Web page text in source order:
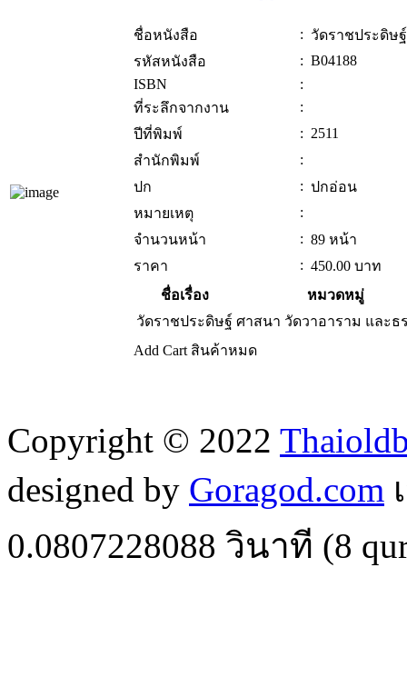
ชื่อหนังสือ : วัดราชประดิษฐ์
รหัสหนังสือ
: B04188
ISBN
:
ที่ระลึกจากงาน
:
ปีที่พิมพ์
: 2511
สำนักพิมพ์
:
ปก
: ปกอ่อน
หมายเหตุ
:
จำนวนหน้า
: 89 หน้า
ราคา
: 450.00 บาท
ชื่อเรื่อง
หมวดหมู่
วัดราชประดิษฐ์ ศาสนา วัดวาอาราม และธ
Add Cart สินค้าหมด
Copyright © 2022
designed by Goragod.com
0.0807228088 วินาที (8